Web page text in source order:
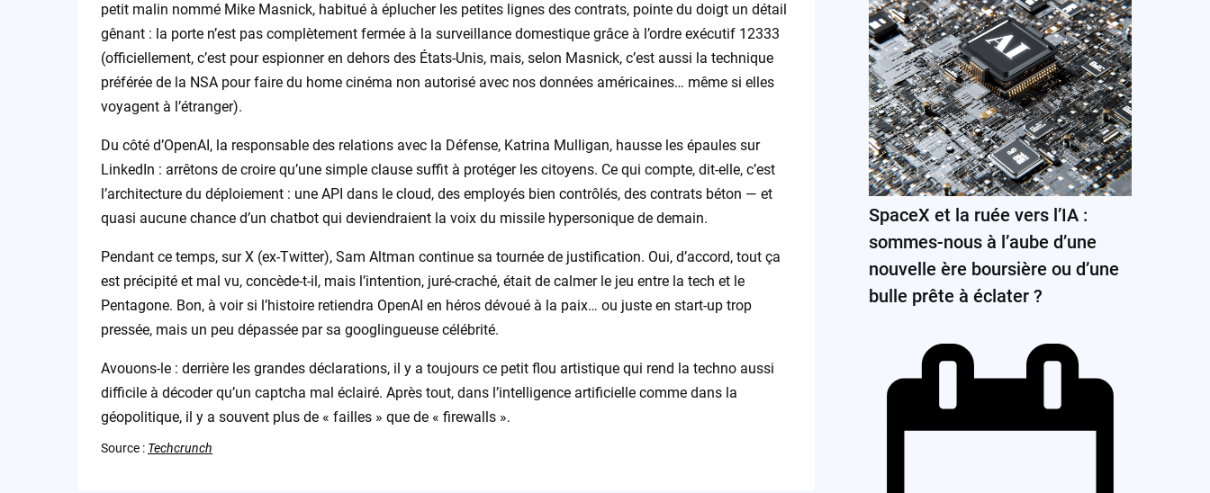
petit malin nommé Mike Masnick, habitué à éplucher les petites lignes des contrats, pointe du doigt un détail
gênant : la porte n’est pas complètement fermée à la surveillance domestique grâce à l’ordre exécutif 12333
(officiellement, c’est pour espionner en dehors des États-Unis, mais, selon Masnick, c’est aussi la technique
préférée de la NSA pour faire du home cinéma non autorisé avec nos données américaines… même si elles
voyagent à l’étranger).
Du côté d’OpenAI, la responsable des relations avec la Défense, Katrina Mulligan, hausse les épaules sur
LinkedIn : arrêtons de croire qu’une simple clause suffit à protéger les citoyens. Ce qui compte, dit-elle, c’est
l’architecture du déploiement : une API dans le cloud, des employés bien contrôlés, des contrats béton — et
quasi aucune chance d’un chatbot qui deviendraient la voix du missile hypersonique de demain.
Pendant ce temps, sur X (ex-Twitter), Sam Altman continue sa tournée de justification. Oui, d’accord, tout ça
est précipité et mal vu, concède-t-il, mais l’intention, juré-craché, était de calmer le jeu entre la tech et le
Pentagone. Bon, à voir si l’histoire retiendra OpenAI en héros dévoué à la paix… ou juste en start-up trop
pressée, mais un peu dépassée par sa googlingueuse célébrité.
Avouons-le : derrière les grandes déclarations, il y a toujours ce petit flou artistique qui rend la techno aussi
difficile à décoder qu’un captcha mal éclairé. Après tout, dans l’intelligence artificielle comme dans la
géopolitique, il y a souvent plus de « failles » que de « firewalls ».
Source : Techcrunch
SpaceX et la ruée vers l’IA :
sommes-nous à l’aube d’une
nouvelle ère boursière ou d’une
bulle prête à éclater ?